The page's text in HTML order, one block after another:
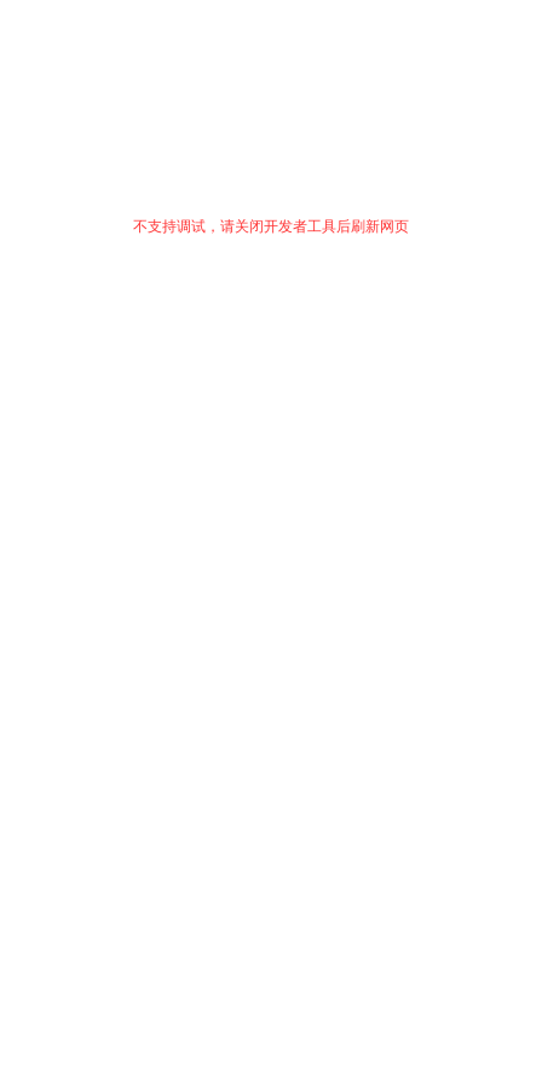
不支持调试，请关闭开发者工具后刷新网页